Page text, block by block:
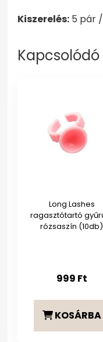
Kiszerelés: 5 pár
Long Lashes
ragasztótartó
rózsaszín (10db)
999 Ft
KOSÁRBA